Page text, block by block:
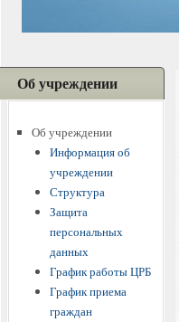
Об учреждении
Об учреждении
Информация об
учреждении
Структура
Защита
персональных
данных
График работы ЦРБ
График приема
граждан